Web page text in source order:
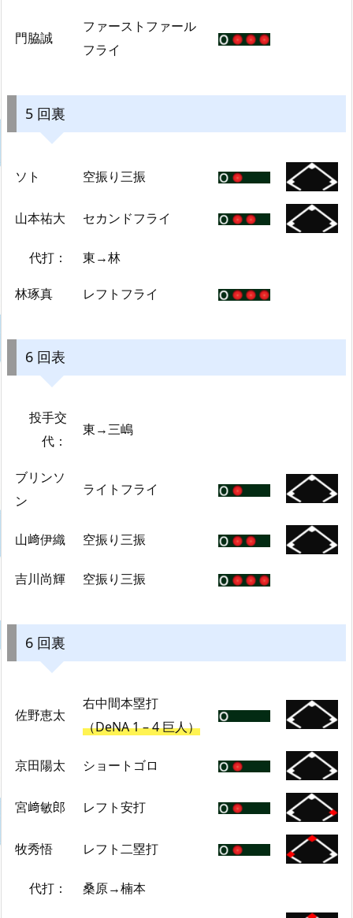
門脇誠
ファーストファール
フライ
5 回裏
ソト 空振り三振
山本祐大 セカンドフライ
代打： 東→林
林琢真 レフトフライ
6 回表
投手交
代：
東→三嶋
ブリンソ
ン
ライトフライ
山﨑伊織 空振り三振
吉川尚輝 空振り三振
6 回裏
佐野恵太
右中間本塁打
（DeNA 1 – 4 巨人）
京田陽太 ショートゴロ
宮﨑敏郎 レフト安打
牧秀悟 レフト二塁打
代打： 桑原→楠本